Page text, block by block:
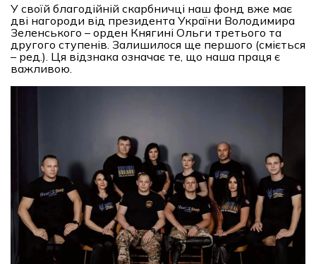
У своїй благодійній скарбничці наш фонд вже має
дві нагороди від президента України Володимира
Зеленського – орден Княгині Ольги третього та
другого ступенів. Залишилося ще першого (сміється
– ред.). Ця відзнака означає те, що наша праця є
важливою.